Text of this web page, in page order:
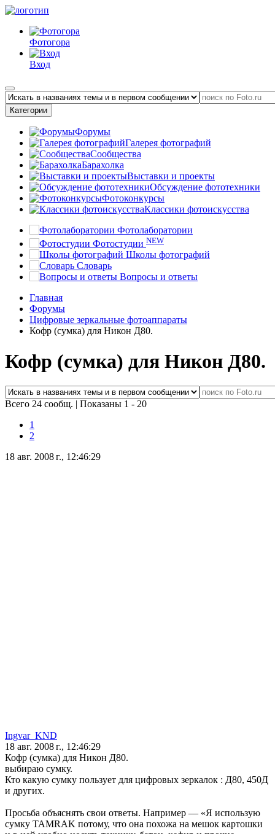
Фотогора
Вход
Категории
Форумы
Галерея фотографий
Сообщества
Барахолка
Выставки и проекты
Обсуждение фототехники
Фотоконкурсы
Классики фотоискусства
Фотолаборатории
Фотостудии NEW
Школы фотографий
Словарь
Вопросы и ответы
Главная
Форумы
Цифровые зеркальные фотоаппараты
Кофр (сумка) для Никон Д80.
Кофр (сумка) для Никон Д80.
Всего 24 сообщ. | Показаны 1 - 20
1
2
18 авг. 2008 г., 12:46:29
Ingvar_KND
18 авг. 2008 г., 12:46:29
Кофр (сумка) для Никон Д80.
выбираю сумку.
Кто какую сумку пользует для цифровых зеркалок : Д80, 450Д
и других.
Просьба объяснять свои ответы. Например — «Я использую
сумку TAMRAK потому, что она похожа на мешок картошки